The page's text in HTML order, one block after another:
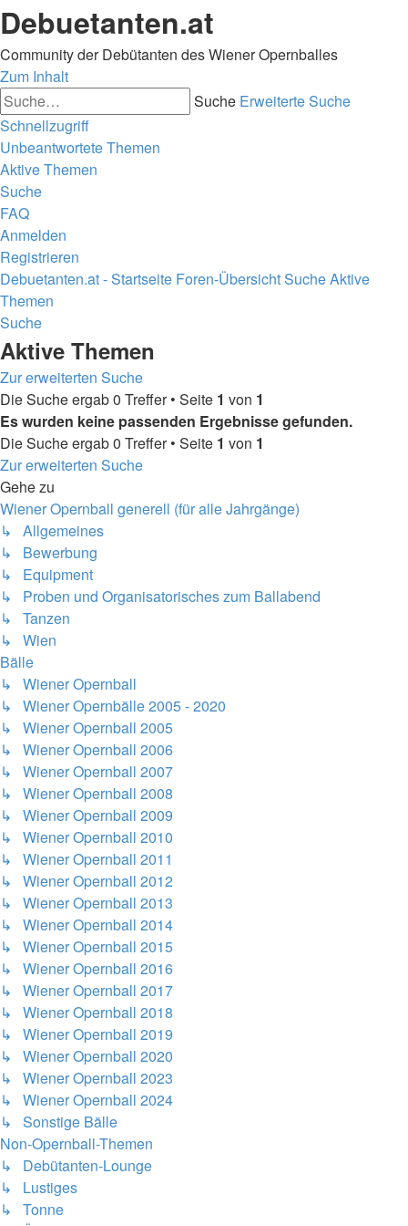
Debuetanten.at
Community der Debütanten des Wiener Opernballes
Zum Inhalt
Suche Erweiterte Suche
Schnellzugriff
Unbeantwortete Themen
Aktive Themen
Suche
FAQ
Anmelden
Registrieren
Debuetanten.at - Startseite Foren-ÜbersichtSucheAktive
Themen
Suche
Aktive Themen
Zur erweiterten Suche
Die Suche ergab 0 Treffer • Seite 1 von 1
Es wurden keine passenden Ergebnisse gefunden.
Die Suche ergab 0 Treffer • Seite 1 von 1
Zur erweiterten Suche
Gehe zu
Wiener Opernball generell (für alle Jahrgänge)
↳ Allgemeines
↳ Bewerbung
↳ Equipment
↳ Proben und Organisatorisches zum Ballabend
↳ Tanzen
↳ Wien
Bälle
↳ Wiener Opernball
↳ Wiener Opernbälle 2005 - 2020
↳ Wiener Opernball 2005
↳ Wiener Opernball 2006
↳ Wiener Opernball 2007
↳ Wiener Opernball 2008
↳ Wiener Opernball 2009
↳ Wiener Opernball 2010
↳ Wiener Opernball 2011
↳ Wiener Opernball 2012
↳ Wiener Opernball 2013
↳ Wiener Opernball 2014
↳ Wiener Opernball 2015
↳ Wiener Opernball 2016
↳ Wiener Opernball 2017
↳ Wiener Opernball 2018
↳ Wiener Opernball 2019
↳ Wiener Opernball 2020
↳ Wiener Opernball 2023
↳ Wiener Opernball 2024
↳ Sonstige Bälle
Non-Opernball-Themen
↳ Debütanten-Lounge
↳ Lustiges
↳ Tonne